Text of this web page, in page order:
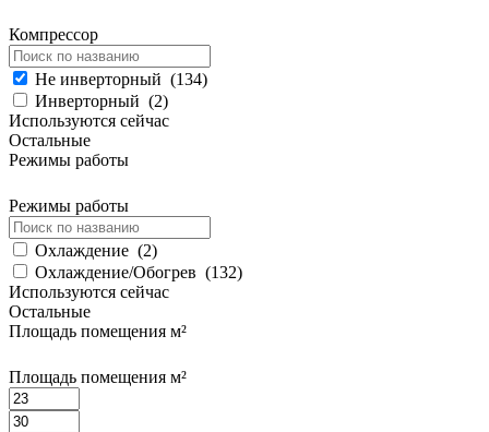
Компрессор
Не инверторный (134)
Инверторный (2)
Используются сейчас
Остальные
Режимы работы
Режимы работы
Охлаждение (2)
Охлаждение/Обогрев (132)
Используются сейчас
Остальные
Площадь помещения м²
Площадь помещения м²